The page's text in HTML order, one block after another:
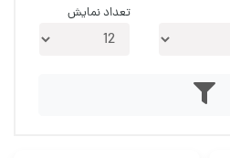
تعداد نمایش